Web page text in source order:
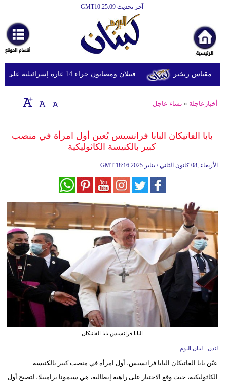
آخر تحديث GMT10:25:09
أخبارعاجلة
رياضة
ثقافة
إقتصاد
وموسيقى
سياحة
وسفر
ديكور
أخبار
إعلام
تعليم
إسلامية
قتيلان ومصابون جراء 14 غارة إسرائيلية على شرق وجنوب لبنان
أخبارعاجلة » نساء عاجل
بابا الفاتيكان البابا فرانسيس يُعين أول امرأة في منصب
كبير بالكنيسة الكاثوليكية
GMT 18:16 2025 الأربعاء ,08 كانون الثاني / يناير
البابا فرانسيس بابا الفاتيكان
لندن - لبنان اليوم
عيّن بابا الفاتيكان البابا فرانسيس، أول امرأة في منصب كبير بالكنيسة
الكاثوليكية، حيث وقع الاختيار على راهبة إيطالية، هي سيمونا برامبيلا، لتصبح أول